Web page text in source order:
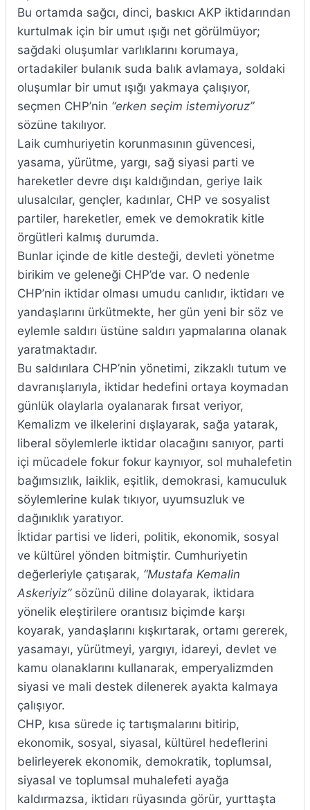
Bu ortamda sağcı, dinci, baskıcı AKP iktidarından
kurtulmak için bir umut ışığı net görülmüyor;
sağdaki oluşumlar varlıklarını korumaya,
ortadakiler bulanık suda balık avlamaya, soldaki
oluşumlar bir umut ışığı yakmaya çalışıyor,
seçmen CHP’nin “erken seçim istemiyoruz”
sözüne takılıyor.
Laik cumhuriyetin korunmasının güvencesi,
yasama, yürütme, yargı, sağ siyasi parti ve
hareketler devre dışı kaldığından, geriye laik
ulusalcılar, gençler, kadınlar, CHP ve sosyalist
partiler, hareketler, emek ve demokratik kitle
örgütleri kalmış durumda.
Bunlar içinde de kitle desteği, devleti yönetme
birikim ve geleneği CHP’de var. O nedenle
CHP’nin iktidar olması umudu canlıdır, iktidarı ve
yandaşlarını ürkütmekte, her gün yeni bir söz ve
eylemle saldırı üstüne saldırı yapmalarına olanak
yaratmaktadır.
Bu saldırılara CHP’nin yönetimi, zikzaklı tutum ve
davranışlarıyla, iktidar hedefini ortaya koymadan
günlük olaylarla oyalanarak fırsat veriyor,
Kemalizm ve ilkelerini dışlayarak, sağa yatarak,
liberal söylemlerle iktidar olacağını sanıyor, parti
içi mücadele fokur fokur kaynıyor, sol muhalefetin
bağımsızlık, laiklik, eşitlik, demokrasi, kamuculuk
söylemlerine kulak tıkıyor, uyumsuzluk ve
dağınıklık yaratıyor.
İktidar partisi ve lideri, politik, ekonomik, sosyal
ve kültürel yönden bitmiştir. Cumhuriyetin
değerleriyle çatışarak, “Mustafa Kemalin
Askeriyiz”sözünü diline dolayarak, iktidara
yönelik eleştirilere orantısız biçimde karşı
koyarak, yandaşlarını kışkırtarak, ortamı gererek,
yasamayı, yürütmeyi, yargıyı, idareyi, devlet ve
kamu olanaklarını kullanarak, emperyalizmden
siyasi ve mali destek dilenerek ayakta kalmaya
çalışıyor.
CHP, kısa sürede iç tartışmalarını bitirip,
ekonomik, sosyal, siyasal, kültürel hedeflerini
belirleyerek ekonomik, demokratik, toplumsal,
siyasal ve toplumsal muhalefeti ayağa
kaldırmazsa, iktidarı rüyasında görür, yurttaşta